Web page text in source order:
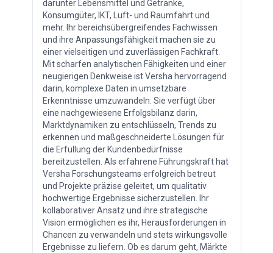
darunter Lebensmittel und Getränke,
Konsumgüter, IKT, Luft- und Raumfahrt und
mehr. Ihr bereichsübergreifendes Fachwissen
und ihre Anpassungsfähigkeit machen sie zu
einer vielseitigen und zuverlässigen Fachkraft.
Mit scharfen analytischen Fähigkeiten und einer
neugierigen Denkweise ist Versha hervorragend
darin, komplexe Daten in umsetzbare
Erkenntnisse umzuwandeln. Sie verfügt über
eine nachgewiesene Erfolgsbilanz darin,
Marktdynamiken zu entschlüsseln, Trends zu
erkennen und maßgeschneiderte Lösungen für
die Erfüllung der Kundenbedürfnisse
bereitzustellen. Als erfahrene Führungskraft hat
Versha Forschungsteams erfolgreich betreut
und Projekte präzise geleitet, um qualitativ
hochwertige Ergebnisse sicherzustellen. Ihr
kollaborativer Ansatz und ihre strategische
Vision ermöglichen es ihr, Herausforderungen in
Chancen zu verwandeln und stets wirkungsvolle
Ergebnisse zu liefern. Ob es darum geht, Märkte